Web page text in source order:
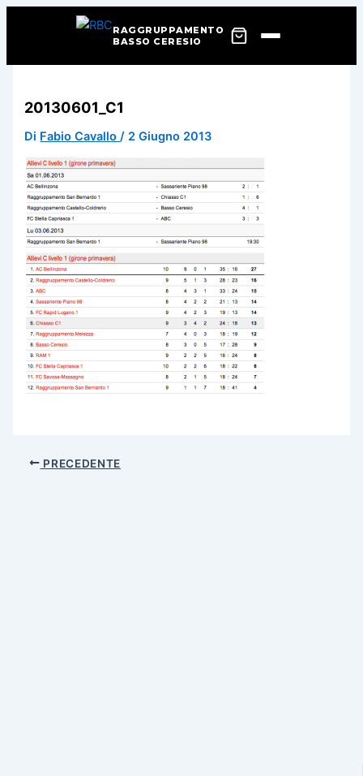
RAGGRUPPAMENTO
BASSO CERESIO
contenuto
20130601_C1
Di Fabio Cavallo/ 2 Giugno 2013
PRECEDENTE